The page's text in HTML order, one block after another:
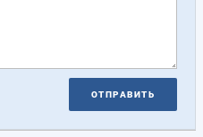
ОТПРАВИТЬ